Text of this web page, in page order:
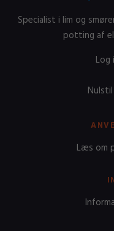
Specialist i lim og
potting af
Log
Læs om